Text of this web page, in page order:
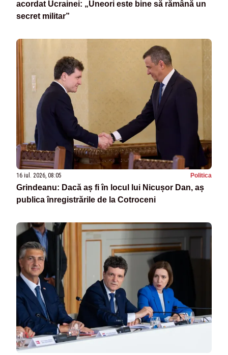
acordat Ucrainei: „Uneori este bine să rămână un
secret militar”
16 iul. 2026, 08:05 Politica
Grindeanu: Dacă aș fi în locul lui Nicușor Dan, aș
publica înregistrările de la Cotroceni